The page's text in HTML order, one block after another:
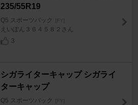
235/55R19
Q5 スポーツバック [FY]
えいぽん３６４５８２さん
3
シガライターキャップ シガライ
ターキャップ
Q5 スポーツバック [FY]